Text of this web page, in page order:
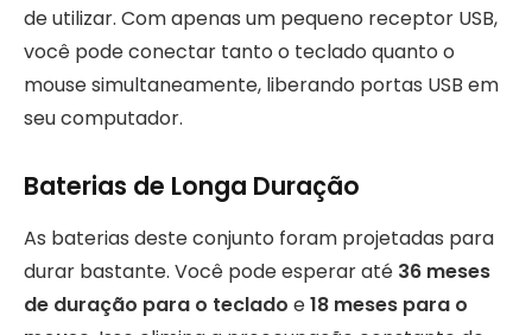
de utilizar. Com apenas um pequeno receptor USB,
você pode conectar tanto o teclado quanto o
mouse simultaneamente, liberando portas USB em
seu computador.
Baterias de Longa Duração
As baterias deste conjunto foram projetadas para
durar bastante. Você pode esperar até 36 meses
de duração para o teclado e18 meses para o